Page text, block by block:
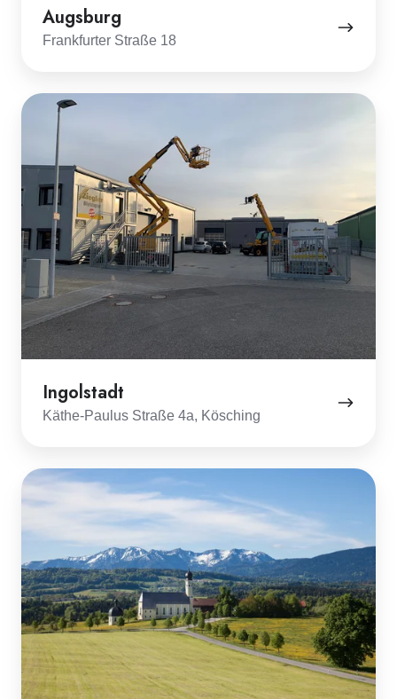
Augsburg
Frankfurter Straße 18
Ingolstadt
Käthe-Paulus Straße 4a, Kösching
Ingolstadt
Bayernweit